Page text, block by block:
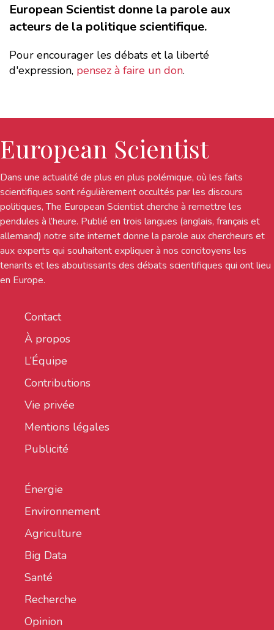
European Scientist donne la parole aux
acteurs de la politique scientifique.
Pour encourager les débats et la liberté
d'expression, pensez à faire un don.
European Scientist
Dans une actualité de plus en plus polémique, où les faits
scientifiques sont régulièrement occultés par les discours
politiques, The European Scientist cherche à remettre les
pendules à l’heure. Publié en trois langues (anglais, français et
allemand) notre site internet donne la parole aux chercheurs et
aux experts qui souhaitent expliquer à nos concitoyens les
tenants et les aboutissants des débats scientifiques qui ont lieu
en Europe.
Contact
À propos
L’Équipe
Contributions
Vie privée
Mentions légales
Publicité
Énergie
Environnement
Agriculture
Big Data
Santé
Recherche
Opinion